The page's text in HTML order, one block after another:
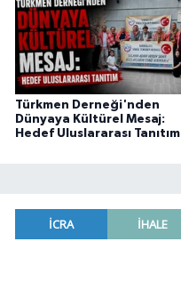
Türkmen Derneği'nden
Dünyaya Kültürel Mesaj:
Hedef Uluslararası Tanıtım